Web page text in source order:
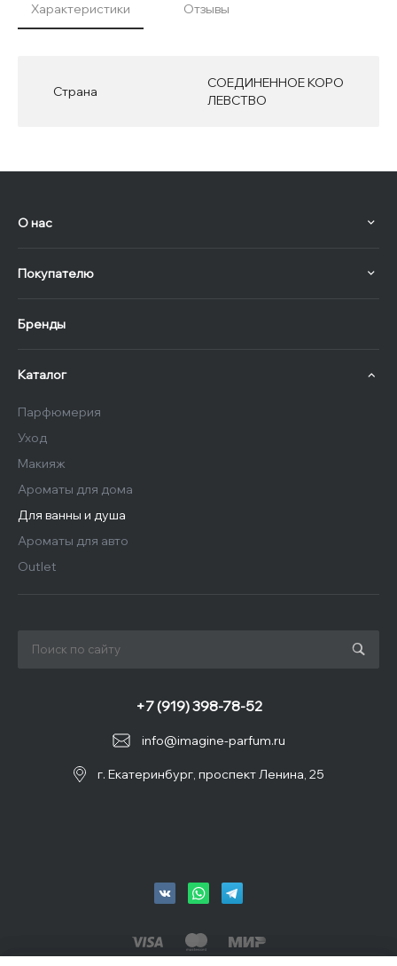
Характеристики Отзывы
Страна
СОЕДИНЕННОЕ КОРО
ЛЕВСТВО
О нас
Покупателю
Бренды
Каталог
Парфюмерия
Уход
Макияж
Ароматы для дома
Для ванны и душа
Ароматы для авто
Outlet
info@imagine-parfum.ru
+7 (919) 398-78-52
г. Екатеринбург, проспект Ленина, 25